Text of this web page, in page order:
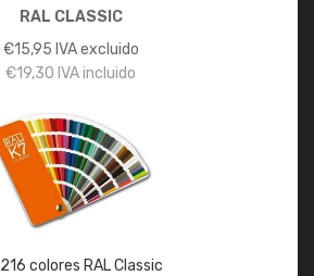
RAL CLASSIC
€15,95 IVA excluido
€19,30 IVA incluido
216 colores RAL Classic